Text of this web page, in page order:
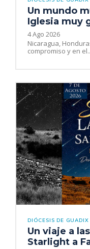
Un mundo
Iglesia muy
4 Ago 2026
Nicaragua,
compromiso y en
DIÓCESIS DE GUADIX
Un viaje a
Starlight a